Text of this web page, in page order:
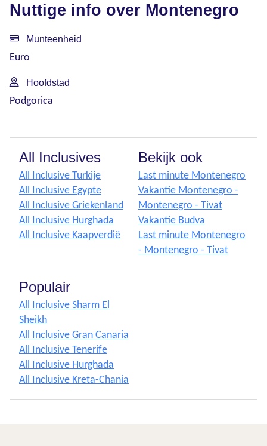
Nuttige info over Montenegro
Munteenheid
Euro
Hoofdstad
Podgorica
All Inclusives
All Inclusive Turkije
All Inclusive Egypte
All Inclusive Griekenland
All Inclusive Hurghada
All Inclusive Kaapverdië
Bekijk ook
Last minute Montenegro
Vakantie Montenegro -
Montenegro - Tivat
Vakantie Budva
Last minute Montenegro
- Montenegro - Tivat
Populair
All Inclusive Sharm El
Sheikh
All Inclusive Gran Canaria
All Inclusive Tenerife
All Inclusive Hurghada
All Inclusive Kreta-Chania